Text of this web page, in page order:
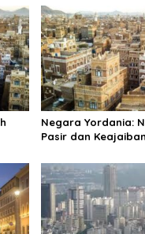
Negara Yordania:
Pasir dan Keajaiban